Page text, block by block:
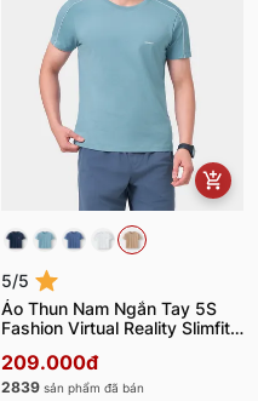
5/5
Áo Thun Nam Ngắn Tay 5S
Fashion Virtual Reality Slimfit
209.000đ
2839 sản phẩm đã bán